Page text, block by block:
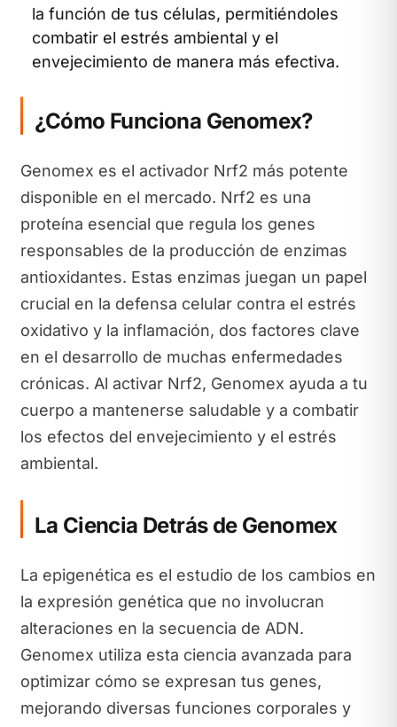
la función de tus células, permitiéndoles
combatir el estrés ambiental y el
envejecimiento de manera más efectiva.
¿Cómo Funciona Genomex?
Genomex es el activador Nrf2 más potente
disponible en el mercado. Nrf2 es una
proteína esencial que regula los genes
responsables de la producción de enzimas
antioxidantes. Estas enzimas juegan un papel
crucial en la defensa celular contra el estrés
oxidativo y la inflamación, dos factores clave
en el desarrollo de muchas enfermedades
crónicas. Al activar Nrf2, Genomex ayuda a tu
cuerpo a mantenerse saludable y a combatir
los efectos del envejecimiento y el estrés
ambiental.
La Ciencia Detrás de Genomex
La epigenética es el estudio de los cambios en
la expresión genética que no involucran
alteraciones en la secuencia de ADN.
Genomex utiliza esta ciencia avanzada para
optimizar cómo se expresan tus genes,
mejorando diversas funciones corporales y